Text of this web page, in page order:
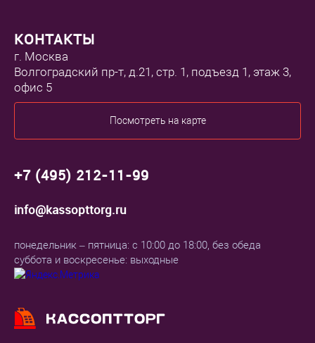
КОНТАКТЫ
г. Москва
Волгоградский пр-т, д.21, стр. 1, подъезд 1, этаж 3,
офис 5
Посмотреть на карте
+7 (495) 212-11-99
info@kassopttorg.ru
понедельник – пятница: с 10:00 до 18:00, без обеда
суббота и воскресенье: выходные